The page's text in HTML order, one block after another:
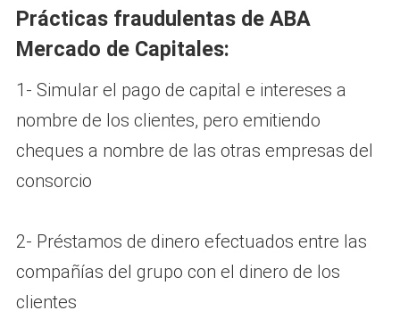
Prácticas fraudulentas de ABA
Mercado de Capitales:
1- Simular el pago de capital e intereses a
nombre de los clientes, pero emitiendo
cheques a nombre de las otras empresas del
consorcio
2- Préstamos de dinero efectuados entre las
compañías del grupo con el dinero de los
clientes